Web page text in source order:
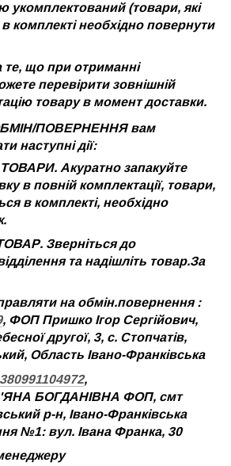
укомплектований (товари, які
комплекті необхідно повернути
те, що при отриманні
перевірити зовнішній
товару в момент доставки.
ПОВЕРНЕННЯ вам
наступні дії:
Акуратно запакуйте
в повній комплектації, товари,
в комплекті, необхідно
Зверніться до
та надішліть товар.За
на обмін.повернення :
, ФОП Пришко Ігор Сергійович,
другої, 3, с. Стопчатів,
Область Івано-Франківська
,
БОГДАНІВНА ФОП, смт
р-н, Івано-Франківська
№1: вул. Івана Франка, 30